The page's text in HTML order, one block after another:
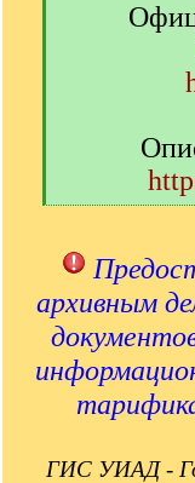
[
архивным
ГИС УИАД -